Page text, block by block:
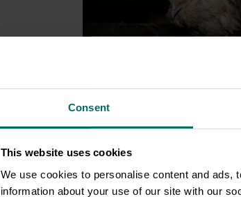
Consent
This website uses cookies
We use cookies to personalise content and ads,
information about your use of our site with our
Ocal kurczaki przed
cierpieniem
Kurczaki rosną tak szybko,
w stanie utrzymać swojej